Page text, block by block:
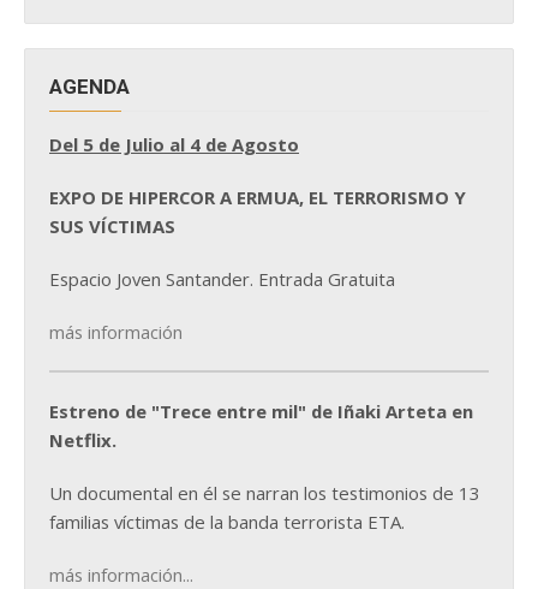
AGENDA
Del 5 de Julio al 4 de Agosto
EXPO DE HIPERCOR A ERMUA, EL TERRORISMO Y
SUS VÍCTIMAS
Espacio Joven Santander. Entrada Gratuita
más información
Estreno de "Trece entre mil" de Iñaki Arteta en
Netflix.
Un documental en él se narran los testimonios de 13
familias víctimas de la banda terrorista ETA.
más información...